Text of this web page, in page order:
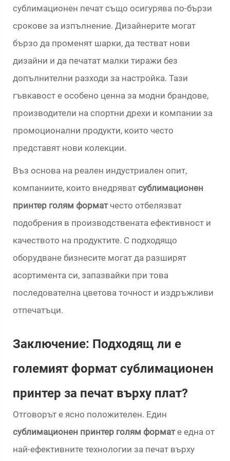
сублимационен печат също осигурява по-бързи
срокове за изпълнение. Дизайнерите могат
бързо да променят шарки, да тестват нови
дизайни и да печатат малки тиражи без
допълнителни разходи за настройка. Тази
гъвкавост е особено ценна за модни брандове,
производители на спортни дрехи и компании за
промоционални продукти, които често
представят нови колекции.
Въз основа на реален индустриален опит,
компаниите, които внедряват сублимационен
принтер голям формат често отбелязват
подобрения в производствената ефективност и
качеството на продуктите. С подходящо
оборудване бизнесите могат да разширят
асортимента си, запазвайки при това
последователна цветова точност и издръжливи
отпечатъци.
Заключение: Подходящ ли е
големият формат сублимационен
принтер за печат върху плат?
Отговорът е ясно положителен. Един
сублимационен принтер голям формате една от
най-ефективните технологии за печат върху